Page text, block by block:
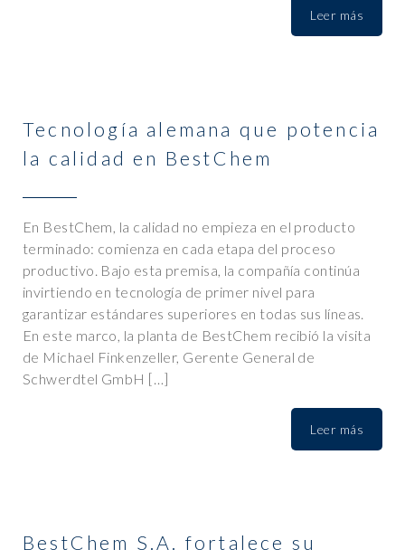
Leer más
Tecnología alemana que potencia
la calidad en BestChem
En BestChem, la calidad no empieza en el producto
terminado: comienza en cada etapa del proceso
productivo. Bajo esta premisa, la compañía continúa
invirtiendo en tecnología de primer nivel para
garantizar estándares superiores en todas sus líneas.
En este marco, la planta de BestChem recibió la visita
de Michael Finkenzeller, Gerente General de
Schwerdtel GmbH […]
Leer más
BestChem S.A. fortalece su